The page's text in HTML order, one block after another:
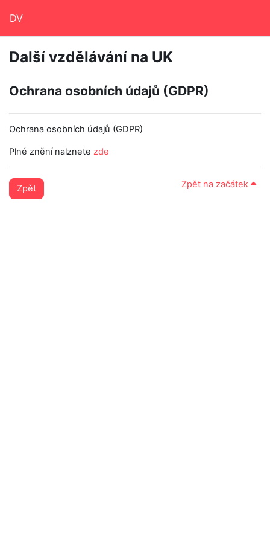
DV
Další vzdělávání na UK
Ochrana osobních údajů (GDPR)
Ochrana osobních údajů (GDPR)
Plné znění nalznete zde
Zpět Zpět na začátek